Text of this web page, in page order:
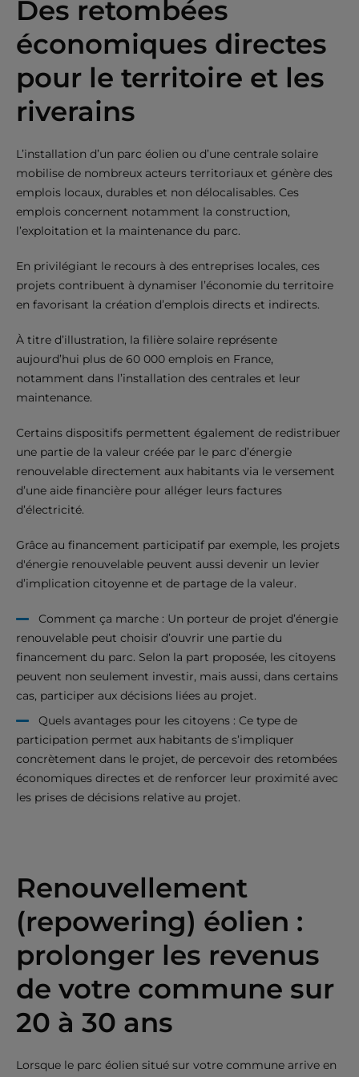
Des retombées
économiques directes
pour le territoire et les
riverains
L’installation d’un parc éolien ou d’une centrale solaire
mobilise de nombreux acteurs territoriaux et génère des
emplois locaux, durables et non délocalisables. Ces
emplois concernent notamment la construction,
l’exploitation et la maintenance du parc.
En privilégiant le recours à des entreprises locales, ces
projets contribuent à dynamiser l’économie du territoire
en favorisant la création d’emplois directs et indirects.
À titre d’illustration, la filière solaire représente
aujourd’hui plus de 60 000 emplois en France,
notamment dans l’installation des centrales et leur
maintenance.
Certains dispositifs permettent également de redistribuer
une partie de la valeur créée par le parc d’énergie
renouvelable directement aux habitants via le versement
d’une aide financière pour alléger leurs factures
d’électricité.
Grâce au financement participatif par exemple, les projets
d'énergie renouvelable peuvent aussi devenir un levier
d’implication citoyenne et de partage de la valeur.
Comment ça marche : Un porteur de projet d’énergie
renouvelable peut choisir d’ouvrir une partie du
financement du parc. Selon la part proposée, les citoyens
peuvent non seulement investir, mais aussi, dans certains
cas, participer aux décisions liées au projet.
Quels avantages pour les citoyens : Ce type de
participation permet aux habitants de s’impliquer
concrètement dans le projet, de percevoir des retombées
économiques directes et de renforcer leur proximité avec
les prises de décisions relative au projet.
Renouvellement
(repowering) éolien :
prolonger les revenus
de votre commune sur
20 à 30 ans
Lorsque le parc éolien situé sur votre commune arrive en